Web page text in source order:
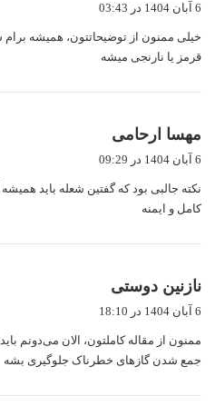
:
6 آبان 1404 در 03:43
خیلی ممنون از توضیحاتتون، همیشه
قرمز یا نارنجی میشه
مهسا ارحامی
:
6 آبان 1404 در 09:29
نکته جالبی بود که گفتین شعله باید
کامل و ایمنه
نازنین دوستی
:
6 آبان 1404 در 18:10
ممنون از مقاله کاملتون، الان می‌دونم
جمع شدن گازهای خطرناک جلوگیری بشه